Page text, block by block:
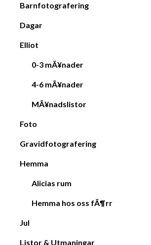
Barnfotografering
Dagar
Elliot
0-3 mÃ¥nader
4-6 mÃ¥nader
MÃ¥nadslistor
Foto
Gravidfotografering
Hemma
Alicias rum
Hemma hos oss fÃ¶rr
Jul
Listor & Utmaningar